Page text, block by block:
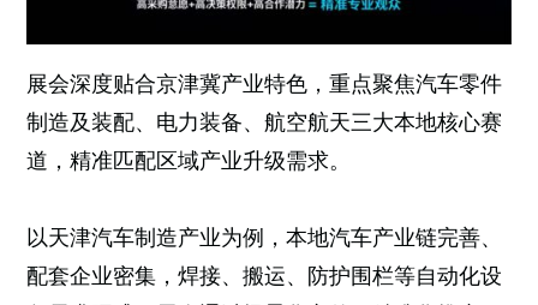
展会深度贴合京津冀产业特色，重点聚焦汽车零件
制造及装配、电力装备、航空航天三大本地核心赛
道，精准匹配区域产业升级需求。
以天津汽车制造产业为例，本地汽车产业链完善、
配套企业密集，焊接、搬运、防护围栏等自动化设